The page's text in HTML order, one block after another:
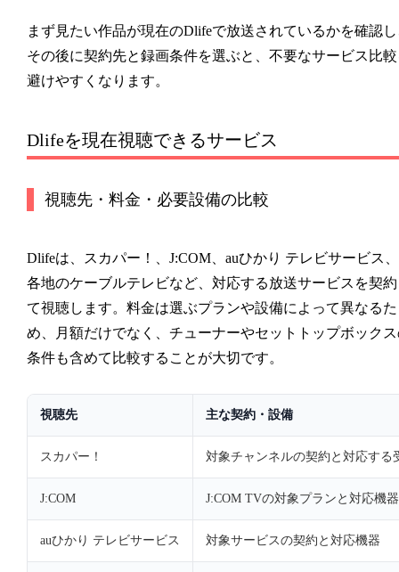
まず見たい作品が現在のDlifeで放送されているかを確認
その後に契約先と録画条件を選ぶと、不要なサービス比
避けやすくなります。
Dlifeを現在視聴できるサービス
視聴先・料金・必要設備の比較
Dlifeは、スカパー！、J:COM、auひかり テレビサービス、
各地のケーブルテレビなど、対応する放送サービスを契
て視聴します。料金は選ぶプランや設備によって異なるた
め、月額だけでなく、チューナーやセットトップボック
条件も含めて比較することが大切です。
視聴先 主な契約・設備
スカパー！ 対象チャンネルの契約と対応する
J:COM J:COM TVの対象プランと対応機器
auひかり テレビサービス 対象サービスの契約と対応機器